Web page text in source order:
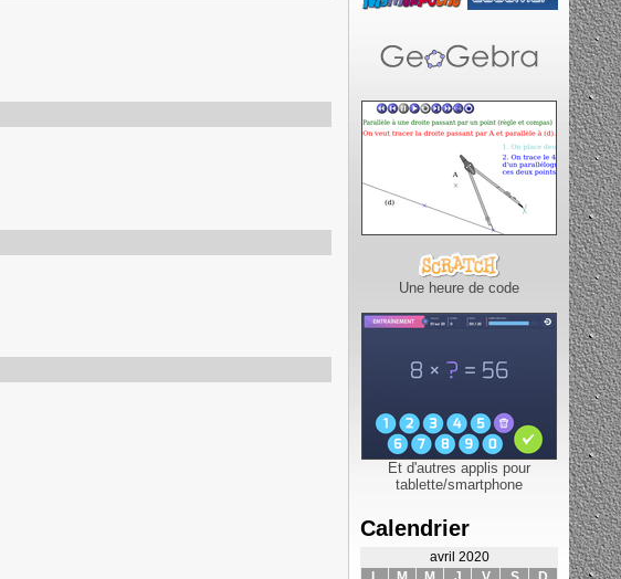
Une heure de code
Et d'autres applis pour
tablette/smartphone
Calendrier
avril 2020